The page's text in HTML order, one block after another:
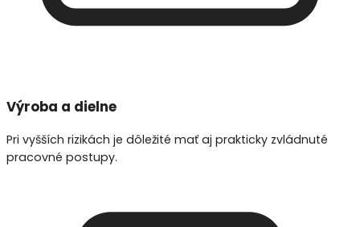
Výroba a dielne
Pri vyšších rizikách je dôležité mať aj prakticky zvládnuté
pracovné postupy.